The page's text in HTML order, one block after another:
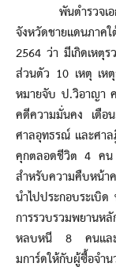
พันตำรวจเอก
จังหวัดชายแดนภา
2564 ว่า มีเกิดเหตุ
ส่วนตัว 10 เหตุ เห
หมายจับ ป.วิอาญา
คดีความมั่นคง เดือ
ศาลอุทธรณ์ และศา
คุกตลอดชีวิต 4 ค
สำหรับความคืบหน้า
นำไปประกอบระเบิ
การรวบรวมพยาน
หลบหนี 8 คนและมี
มการ์ดให้กับผู้ซื้อจ